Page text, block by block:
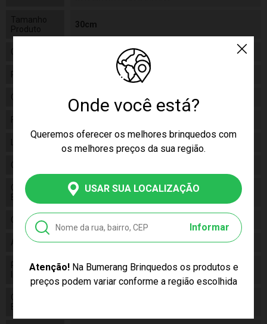
Onde você está?
Queremos oferecer os melhores brinquedos com
os melhores preços da sua região.
USAR SUA LOCALIZAÇÃO
Informar
Atenção!Na Bumerang Brinquedos os produtos e
preços podem variar conforme a região escolhida
Tamanho
Produto
30cm
Gênero
Personagem Homem Aranha
Categoria Disney
Fabricante
Código
Código de
Barras
7899455900583
Composição
Alimentação N/a
Pilhas
False
Conteúdo da
Embalagem